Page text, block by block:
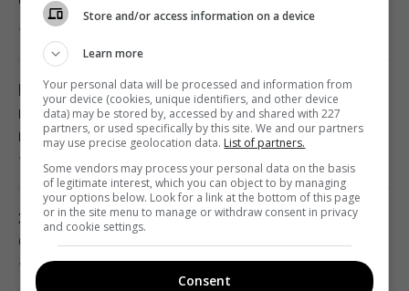
Вперед у минуле: через війну маленькі
магазини замінять супермаркети, - експерт
18:42 п'ятниця, 07 серпня 2026
Ринок "лихоманить": квадратні метри в
новобудовах дорожчають, попри падіння
попиту
18:38 п'ятниця, 07 серпня 2026
В Херсонській області уражено базу ФСБ
"Беня House": Мадяр розкрив деталі (відео)
"бити московитів": у РФ почалася істерика
7 серпня 2026, 19:59
Що буде з бронюванням
військовозобов'язаних: юрист попередив
про небезпечні зміни
7 серпня 2026, 19:42
З 1 вересня тисячі людей можуть втратити
бронювання: кого зачеплять зміни
7 серпня 2026, 19:37
Store and/or access information on a device
Learn more
Your personal data will be processed and information from
your device (cookies, unique identifiers, and other device
data) may be stored by, accessed by and shared with 227
partners, or used specifically by this site. We and our partners
may use precise geolocation data. List of partners.
Some vendors may process your personal data on the basis
of legitimate interest, which you can object to by managing
your options below. Look for a link at the bottom of this page
or in the site menu to manage or withdraw consent in privacy
and cookie settings.
Consent